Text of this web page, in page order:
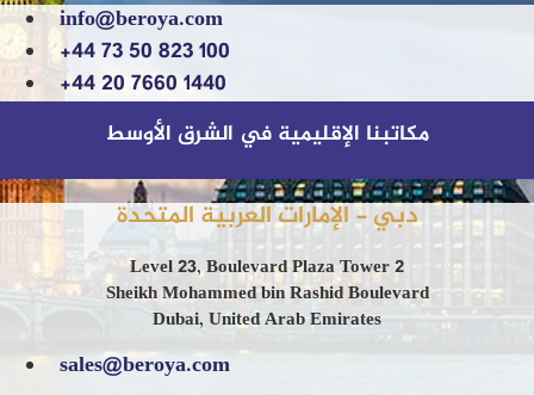
info@beroya.com
+44 73 50 823 100
+44 20 7660 1440
مكاتبنا الإقليمية في الشرق الأوسط
دبي - الإمارات العربية المتحدة
Level 23, Boulevard Plaza Tower 2
Sheikh Mohammed bin Rashid Boulevard
Dubai, United Arab Emirates
sales@beroya.com